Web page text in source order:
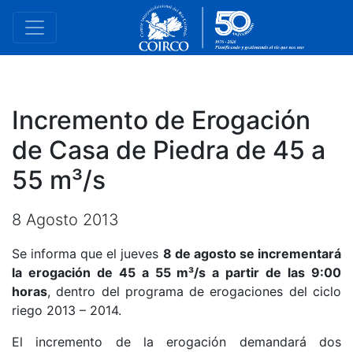
Incremento de Erogación
de Casa de Piedra de 45 a
55 m³/s
8 Agosto 2013
Se informa que el jueves 8 de agosto se incrementará
la erogación de 45 a 55 m³/s a partir de las 9:00
horas, dentro del programa de erogaciones del ciclo
riego 2013 – 2014.
El incremento de la erogación demandará dos